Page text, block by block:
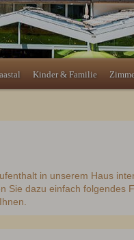
Kinder & Familie
in unserem Haus
Sie dazu einfach folgendes